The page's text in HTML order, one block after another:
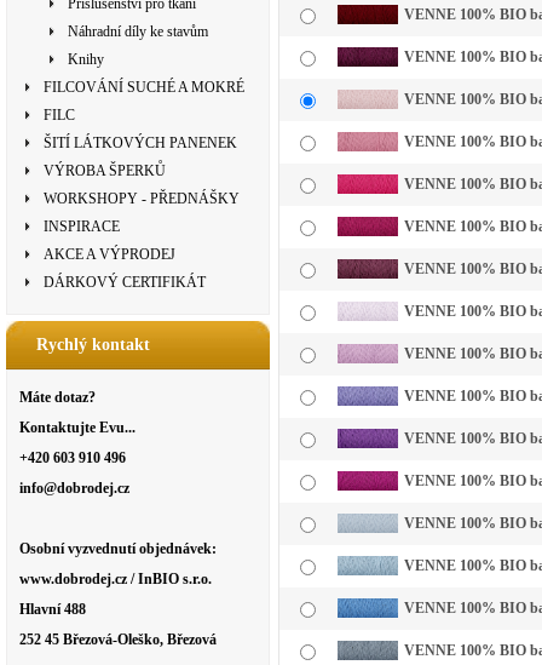
Příslušenství pro tkaní
Náhradní díly ke stavům
Knihy
FILCOVÁNÍ SUCHÉ A MOKRÉ
FILC
ŠITÍ LÁTKOVÝCH PANENEK
VÝROBA ŠPERKŮ
WORKSHOPY - PŘEDNÁŠKY
INSPIRACE
AKCE A VÝPRODEJ
DÁRKOVÝ CERTIFIKÁT
Rychlý kontakt
Máte dotaz?
Kontaktujte Evu...
+420 603 910 496
info@dobrodej.cz
Osobní vyzvednutí objednávek:
www.dobrodej.cz / InBIO s.r.o.
Hlavní 488
252 45 Březová-Oleško, Březová
VENNE 100% BIO
VENNE 100% BIO
VENNE 100% BIO
VENNE 100% BIO
VENNE 100% BIO
VENNE 100% BIO
VENNE 100% BIO
VENNE 100% BIO
VENNE 100% BIO
VENNE 100% BIO
VENNE 100% BIO
VENNE 100% BIO
VENNE 100% BIO
VENNE 100% BIO
VENNE 100% BIO
VENNE 100% BIO